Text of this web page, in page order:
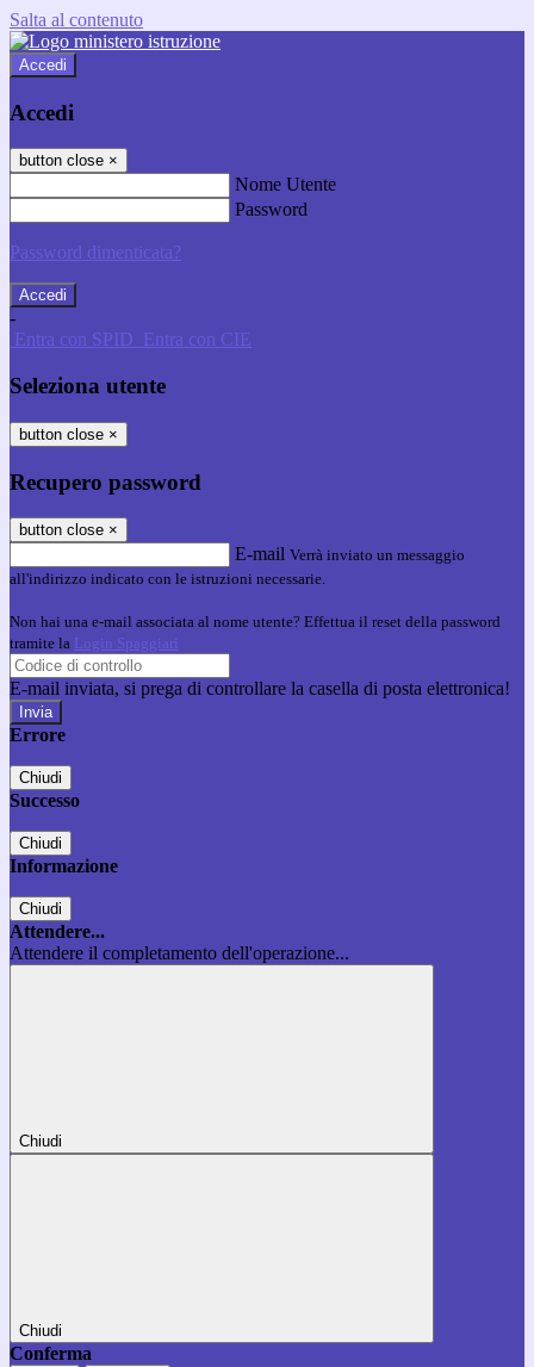
Salta al contenuto
Accedi
Accedi
button close ×
Nome Utente
Password
Password dimenticata?
-
Entra con SPID Entra con CIE
Seleziona utente
button close ×
Recupero password
button close ×
E-mail Verrà inviato un messaggio
all'indirizzo indicato con le istruzioni necessarie.
Non hai una e-mail associata al nome utente? Effettua il reset della password
tramite la Login Spaggiari
E-mail inviata, si prega di controllare la casella di posta elettronica!
Errore
Chiudi
Successo
Chiudi
Informazione
Chiudi
Attendere...
Attendere il completamento dell'operazione...
Chiudi
Chiudi
Conferma